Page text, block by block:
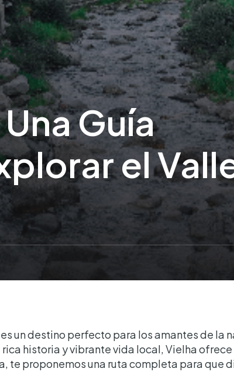
Guía
el
un destino perfecto para los amantes de la
historia y vibrante vida local, Vielha
te proponemos una ruta completa para que